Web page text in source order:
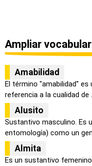
Ampliar
Amabilidad
El término "amabilidad"
referencia a la cualidad de
Alusito
Sustantivo masculino. Es
entomología) como un
Almita
Es un sustantivo